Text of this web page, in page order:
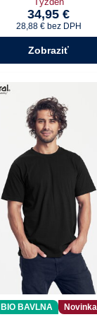
34,95 €
28,88 € bez DPH
Zobraziť
BIO BAVLNA Novinka